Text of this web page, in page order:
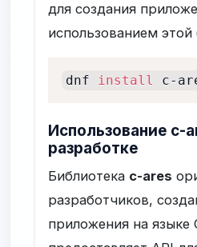
для создания
использованием этой
dnf install c-
Использование c-
разработке
Библиотека c-ares
разработчиков,
приложения на языке